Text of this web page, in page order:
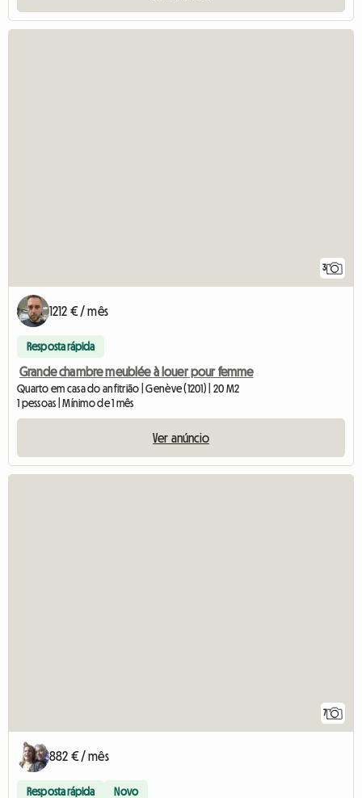
3
1212 € / mês
Resposta rápida
Grande chambre meublée à louer pour femme
Quarto em casa do anfitrião | Genève (1201) | 20 M2
1 pessoas | Mínimo de 1 mês
Ver anúncio
7
882 € / mês
Resposta rápida Novo